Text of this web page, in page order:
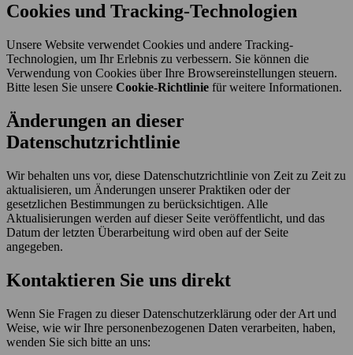
Cookies und Tracking-Technologien
Unsere Website verwendet Cookies und andere Tracking-
Technologien, um Ihr Erlebnis zu verbessern. Sie können die
Verwendung von Cookies über Ihre Browsereinstellungen steuern.
Bitte lesen Sie unsere Cookie-Richtlinie für weitere Informationen.
Änderungen an dieser
Datenschutzrichtlinie
Wir behalten uns vor, diese Datenschutzrichtlinie von Zeit zu Zeit zu
aktualisieren, um Änderungen unserer Praktiken oder der
gesetzlichen Bestimmungen zu berücksichtigen. Alle
Aktualisierungen werden auf dieser Seite veröffentlicht, und das
Datum der letzten Überarbeitung wird oben auf der Seite
angegeben.
Kontaktieren Sie uns direkt
Wenn Sie Fragen zu dieser Datenschutzerklärung oder der Art und
Weise, wie wir Ihre personenbezogenen Daten verarbeiten, haben,
wenden Sie sich bitte an uns: